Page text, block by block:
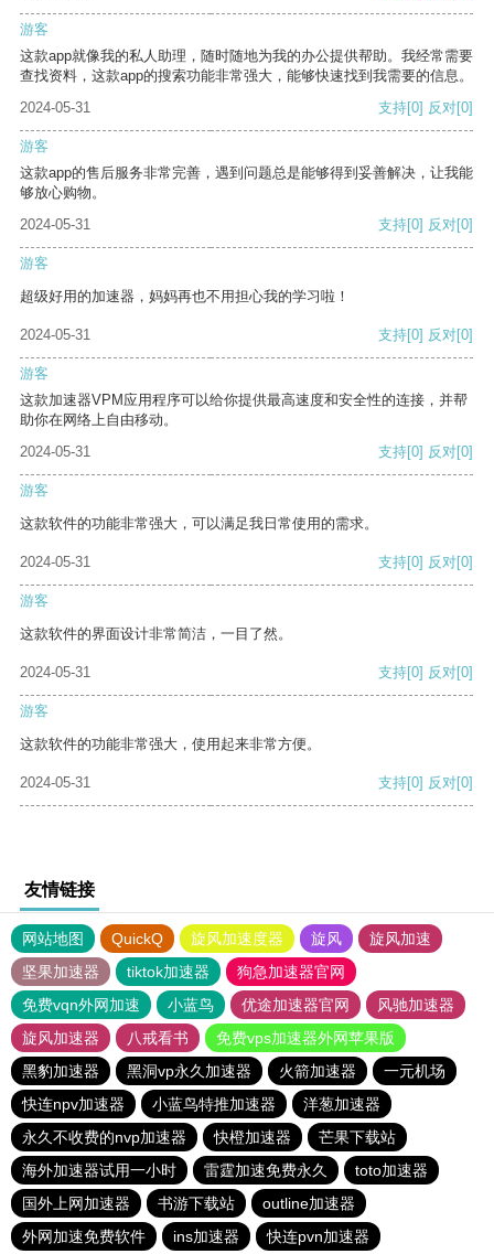
游客
这款app就像我的私人助理，随时随地为我的办公提供帮助。我经常需要
查找资料，这款app的搜索功能非常强大，能够快速找到我需要的信息。
2024-05-31
支持[0] 反对[0]
游客
这款app的售后服务非常完善，遇到问题总是能够得到妥善解决，让我能
够放心购物。
2024-05-31
支持[0] 反对[0]
游客
超级好用的加速器，妈妈再也不用担心我的学习啦！
2024-05-31 支持[0] 反对[0]
游客
这款加速器VPM应用程序可以给你提供最高速度和安全性的连接，并帮
助你在网络上自由移动。
2024-05-31
支持[0] 反对[0]
游客
这款软件的功能非常强大，可以满足我日常使用的需求。
2024-05-31 支持[0] 反对[0]
游客
这款软件的界面设计非常简洁，一目了然。
2024-05-31 支持[0] 反对[0]
游客
这款软件的功能非常强大，使用起来非常方便。
2024-05-31 支持[0] 反对[0]
友情链接
网站地图 QuickQ 旋风加速度器 旋风
旋风加速
坚果加速器
tiktok加速器
狗急加速器官网
免费vqn外网加速
小蓝鸟 优途加速器官网
风驰加速器
旋风加速器
八戒看书
免费vps加速器外网苹果版
黑豹加速器
黑洞vp永久加速器 火箭加速器
一元机场
快连npv加速器
小蓝鸟特推加速器
洋葱加速器
永久不收费的nvp加速器
快橙加速器
芒果下载站
海外加速器试用一小时
雷霆加速免费永久
toto加速器
国外上网加速器
书游下载站
outline加速器
外网加速免费软件
ins加速器 快连pvn加速器